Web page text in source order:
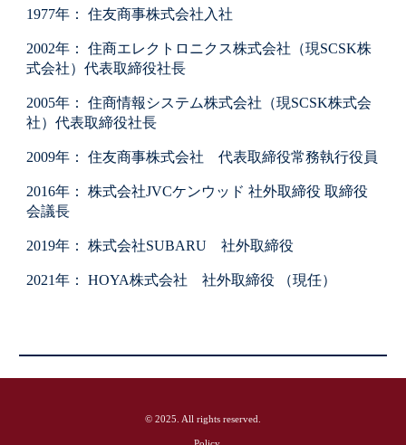
1977年： 住友商事株式会社入社
2002年： 住商エレクトロニクス株式会社（現SCSK株
式会社）代表取締役社長
2005年： 住商情報システム株式会社（現SCSK株式会
社）代表取締役社長
2009年： 住友商事株式会社 代表取締役常務執行役員
2016年： 株式会社JVCケンウッド 社外取締役 取締役
会議長
2019年： 株式会社SUBARU 社外取締役
2021年： HOYA株式会社 社外取締役 （現任）
© 2025. All rights reserved.